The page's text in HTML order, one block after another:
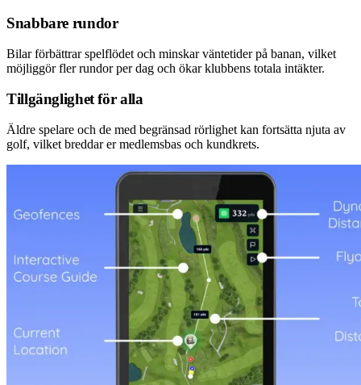
Snabbare rundor
Bilar förbättrar spelflödet och minskar väntetider på banan, vilket
möjliggör fler rundor per dag och ökar klubbens totala intäkter.
Tillgänglighet för alla
Äldre spelare och de med begränsad rörlighet kan fortsätta njuta av
golf, vilket breddar er medlemsbas och kundkrets.